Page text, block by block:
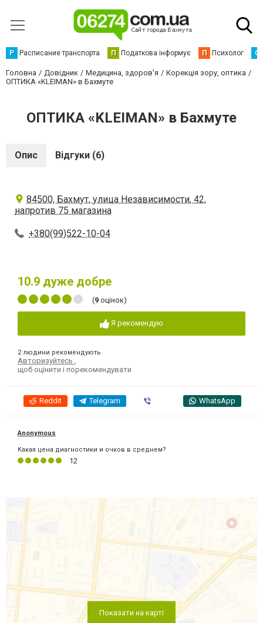
Р Расписание транспорта П Податкова інформує П Психолог С
Головна Довідник Медицина, здоров'я
Корекція зору, оптика
ОПТИКА «KLEIMAN» в Бахмуте
ОПТИКА «KLEIMAN» в Бахмуте
Опис Відгуки (6)
84500, Бахмут, улица Независимости, 42,
напротив 75 магазина
+380(99)522-10-04
10.9 дуже добре
(9 оцінок)
Я рекомендую
2 людини рекомендують
Авторизуйтесь
щоб оцінити і порекомендувати
Reddit Telegram WhatsApp
Anonymous
Какая цена диагностики и очков в среднем?
12
Показати на карті